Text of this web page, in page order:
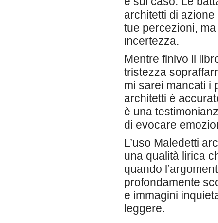
architetti di
tue percezioni,
incertezza.
Mentre finivo il
tristezza
mi sarei mancati i
architetti è
è una
di evocare
L’uso Maledetti
una qualità lirica
quando
profondamente
e immagini
leggere.